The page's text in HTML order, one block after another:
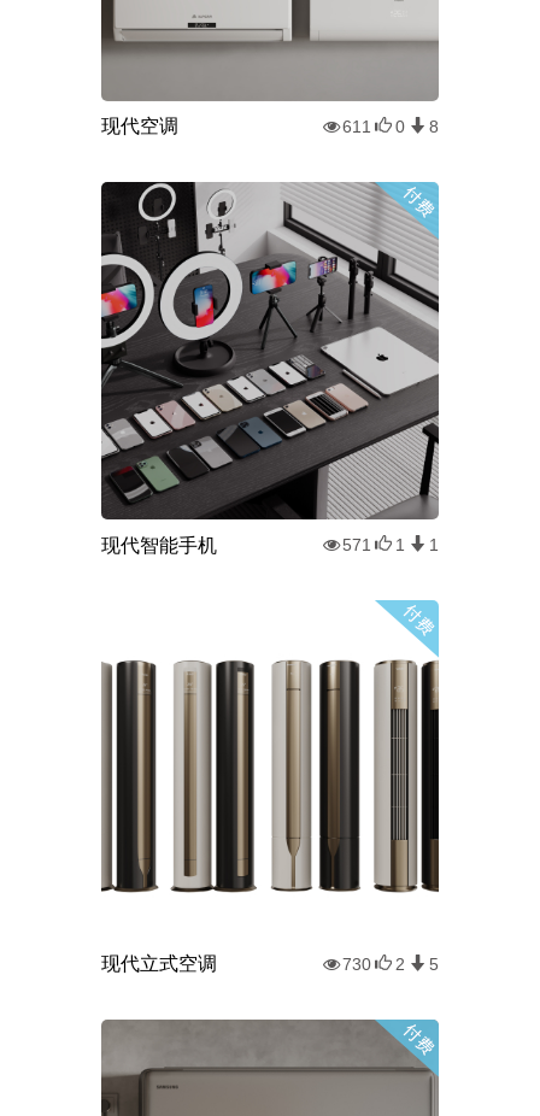
现代空调 611 0 8
现代智能手机 571 1 1
现代立式空调 730 2 5